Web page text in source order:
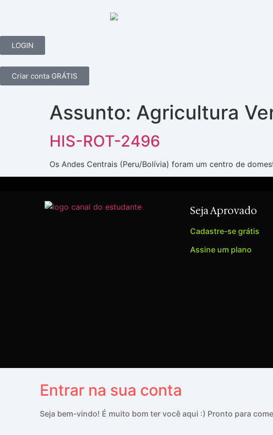
LOGIN
Criar conta GRÁTIS
Assunto: Agricultura
HIS-ROT-2496
Os Andes Centrais (Peru/Bolívia) foram um centro de
Seja Aprovado
Cadastre-se grátis
Assine um plano
Entrar na sua conta
Seja bem-vindo! É muito bom ter você aqui :) Pronto para